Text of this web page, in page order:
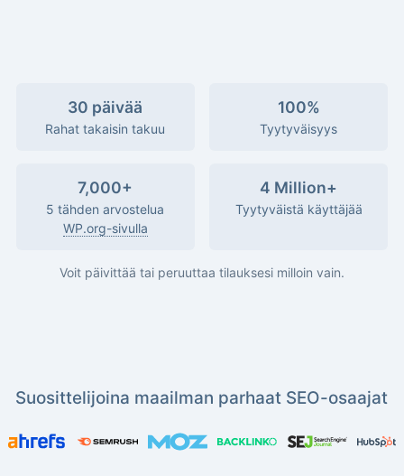
30 päivää
Rahat takaisin takuu
100%
Tyytyväisyys
7,000+
5 tähden arvostelua
WP.org-sivulla
4 Million+
Tyytyväistä käyttäjää
Voit päivittää tai peruuttaa tilauksesi milloin vain.
Suosittelijoina maailman parhaat SEO-osaajat